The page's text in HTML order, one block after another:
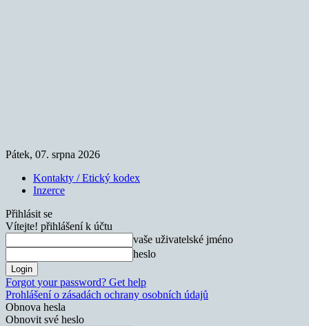
Pátek, 07. srpna 2026
Kontakty / Etický kodex
Inzerce
Přihlásit se
Vítejte! přihlášení k účtu
vaše uživatelské jméno
heslo
Forgot your password? Get help
Prohlášení o zásadách ochrany osobních údajů
Obnova hesla
Obnovit své heslo